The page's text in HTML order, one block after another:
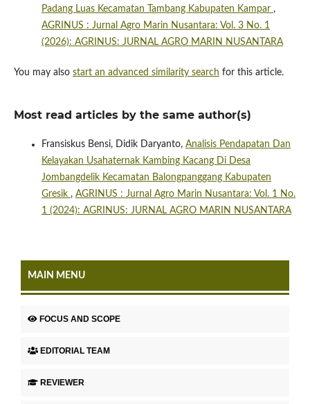
Padang Luas Kecamatan Tambang Kabupaten Kampar ,
AGRINUS : Jurnal Agro Marin Nusantara: Vol. 3 No. 1
(2026): AGRINUS: JURNAL AGRO MARIN NUSANTARA
You may also start an advanced similarity search for this article.
Most read articles by the same author(s)
Fransiskus Bensi, Didik Daryanto, Analisis Pendapatan Dan
Kelayakan Usahaternak Kambing Kacang Di Desa
Jombangdelik Kecamatan Balongpanggang Kabupaten
Gresik , AGRINUS : Jurnal Agro Marin Nusantara: Vol. 1 No.
1 (2024): AGRINUS: JURNAL AGRO MARIN NUSANTARA
MAIN MENU
FOCUS AND SCOPE
EDITORIAL TEAM
REVIEWER